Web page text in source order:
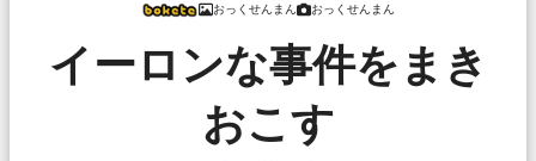
おっくせんまん おっくせんまん
イーロンな事件をまき
おこす